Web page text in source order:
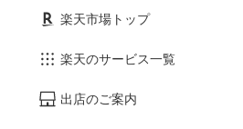
楽天市場トップ
楽天のサービス一覧
出店のご案内